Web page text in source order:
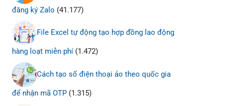
đăng ký Zalo (41.177)
File Excel tự động tạo hợp đồng lao động
hàng loạt miễn phí (1.472)
Cách tạo số điện thoại ảo theo quốc gia
để nhận mã OTP (1.315)